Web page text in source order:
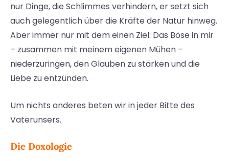
nur Dinge, die Schlimmes verhindern, er setzt sich
auch gelegentlich über die Kräfte der Natur hinweg.
Aber immer nur mit dem einen Ziel: Das Böse in mir
– zusammen mit meinem eigenen Mühen –
niederzuringen, den Glauben zu stärken und die
Liebe zu entzünden.
Um nichts anderes beten wir in jeder Bitte des
Vaterunsers.
Die Doxologie